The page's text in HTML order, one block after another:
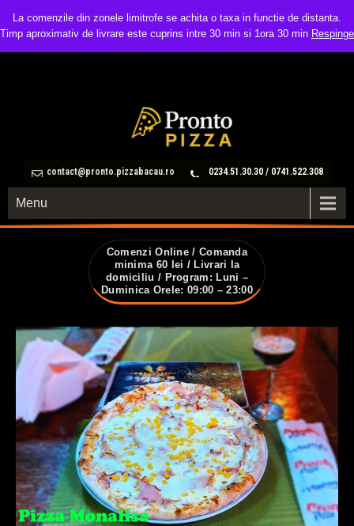
La comenzile din zonele limitrofe se achita o taxa in functie de distanta.
Timp aproximativ de livrare este cuprins intre 30 min si 1ora 30 min Respinge
Comenzi Online / Comanda
minima 60 lei / Livrari la
domiciliu / Program: Luni –
Duminica Orele: 09:00 – 23:00
contact@pronto.pizzabacau.ro 0234.51.30.30 / 0741.522.308
Menu